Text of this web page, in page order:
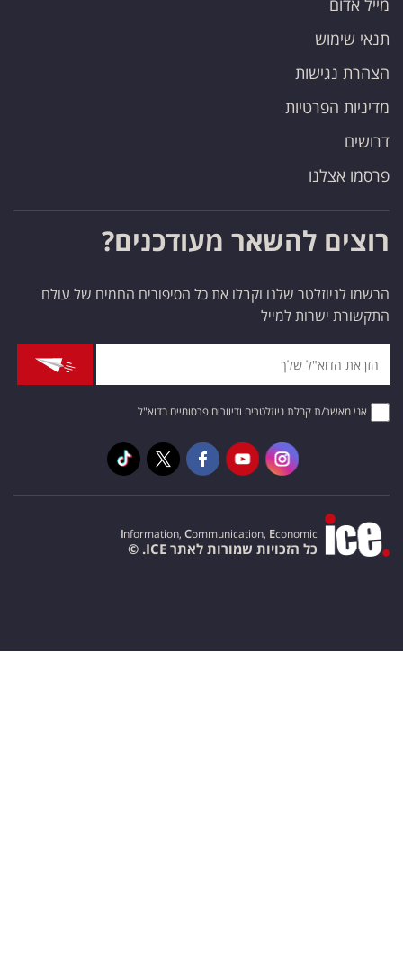
מייל אדום
תנאי שימוש
הצהרת נגישות
מדיניות הפרטיות
דרושים
פרסמו אצלנו
רוצים להשאר מעודכנים?
הרשמו לניוזלטר שלנו וקבלו את כל הסיפורים החמים של עולם
התקשורת ישרות למייל
אני מאשר/ת קבלת ניוזלטרים ודיוורים פרסומיים בדוא"ל
Information, Communication, Economic
כל הזכויות שמורות לאתר ICE. ©